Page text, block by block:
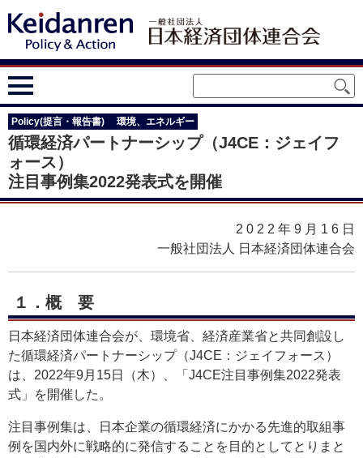
Policy(提言・報告書) 環境、エネルギー
循環経済パートナーシップ（J4CE：ジェイフ
ォース）
注目事例集2022発表式を開催
2022年9月16 日
一般社団法人 日本経済団体連合会
１． 概要
日本経済団体連合会が、環境省、経済産業省と共同創設し
た循環経済パートナーシップ（J4CE：ジェイフォース）
は、2022年9月15日（木）、「J4CE注目事例集2022発表
式」を開催した。
注目事例集は、日本企業の循環経済にかかる先進的取組事
例を国内外に戦略的に発信することを目的としてとりまと